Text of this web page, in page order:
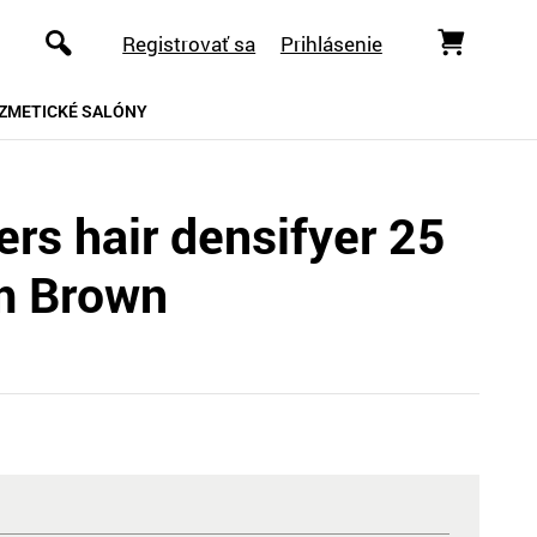
Registrovať sa Prihlásenie
SALÓNY
hair densifyer 25
Brown